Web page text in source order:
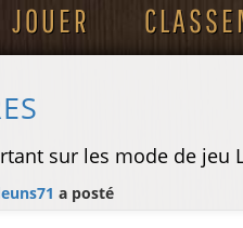
JOUER
sur les mode de jeu
a posté